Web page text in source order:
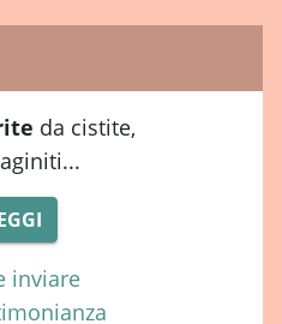
da cistite,
inviare